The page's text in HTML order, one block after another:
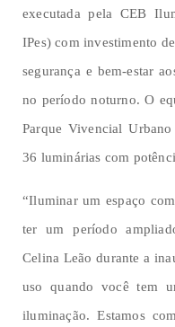
executada pela CEB
IPes) com investimento
segurança e bem-estar
no período noturno. O
Parque Vivencial
36 luminárias com
“Iluminar um espaço
ter um período
Celina Leão durante a
uso quando você tem
iluminação. Estamos